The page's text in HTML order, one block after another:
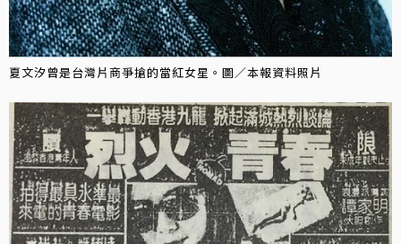
夏文汐曾是台灣片商爭搶的當紅女星。圖／本報資料照片